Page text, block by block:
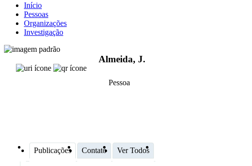
Início
Pessoas
Organizações
Investigação
Almeida, J.
Pessoa
Publicações Contato Ver Todos